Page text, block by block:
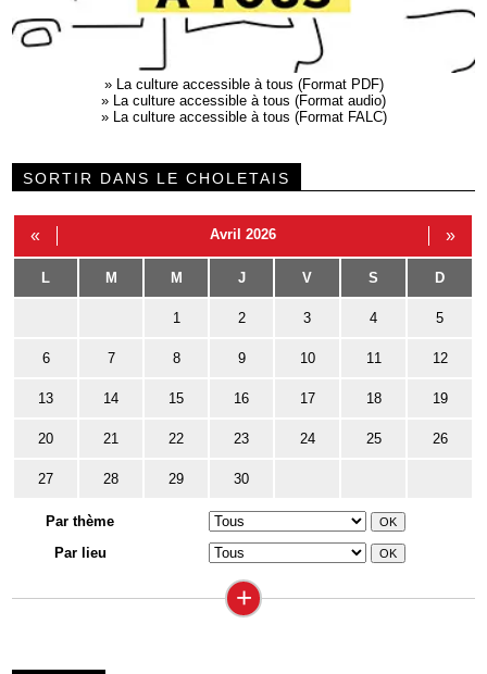
» La culture accessible à tous (Format PDF)
» La culture accessible à tous (Format audio)
» La culture accessible à tous (Format FALC)
SORTIR DANS LE CHOLETAIS
« Avril 2026 »
L M M J V S D
1 2 3 4 5
6 7 8 9 10 11 12
13 14 15 16 17 18 19
20 21 22 23 24 25 26
27 28 29 30
Par thème
Par lieu
+